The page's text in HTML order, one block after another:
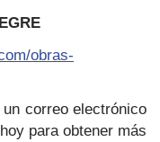
obras-
correo electrónico
hoy para obtener más